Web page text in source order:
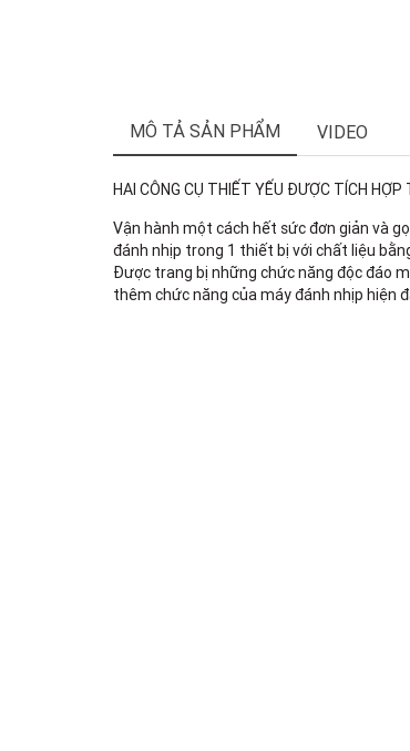
MÔ TẢ SẢN PHẨM VIDEO
HAI CÔNG CỤ THIẾT YẾU ĐƯỢC TÍCH
Vận hành một cách hết sức đơn giản và
đánh nhịp trong 1 thiết bị với chất liệu
Được trang bị những chức năng độc đáo
thêm chức năng của máy đánh nhịp hiện